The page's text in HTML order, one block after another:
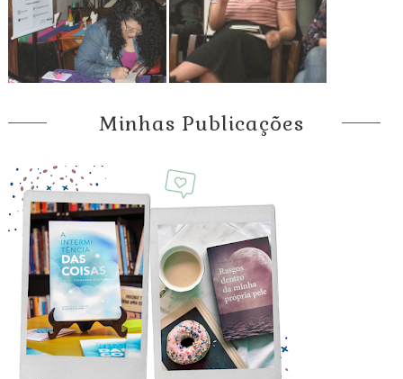
Minhas Publicações